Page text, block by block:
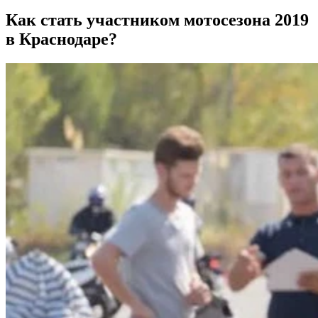
Как стать участником мотосезона 2019
в Краснодаре?